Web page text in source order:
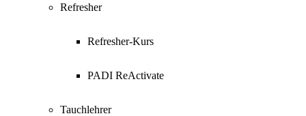
Refresher
Refresher-Kurs
PADI ReActivate
Tauchlehrer